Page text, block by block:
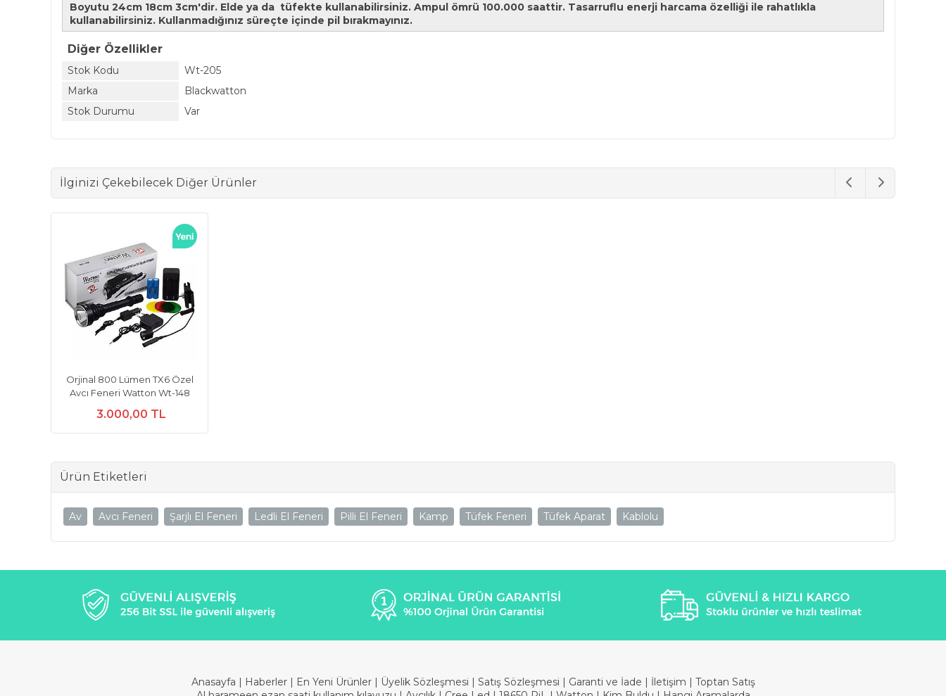
Boyutu 24cm 18cm 3cm'dir. Elde ya da tüfekte kullanabilirsiniz. Ampul ömrü 100.000 saattir. Tasarruflu enerji harcama özelliği ile rahatlıkla
kullanabilirsiniz. Kullanmadığınız süreçte içinde pil bırakmayınız.
Diğer Özellikler
Stok Kodu
Wt-205
Marka
Blackwatton
Stok Durumu
Var
İlginizi Çekebilecek Diğer Ürünler
Orjinal 800 Lümen TX6 Özel
Avcı Feneri Watton Wt-148
3.000,00 TL
Ürün Etiketleri
Av Avcı Feneri Şarjlı El Feneri Ledli El Feneri Pilli El Feneri Kamp Tüfek Feneri Tüfek Aparat Kablolu
Anasayfa | Haberler | En Yeni Ürünler | Üyelik Sözleşmesi | Satış Sözleşmesi | Garanti ve İade | İletişim | Toptan Satış